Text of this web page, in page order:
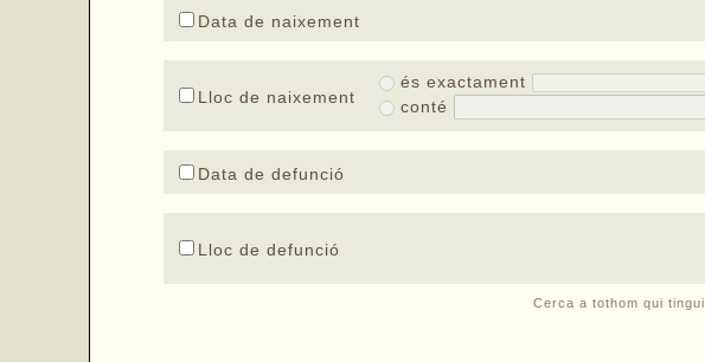
Data de naixement
Lloc de naixement
és exactament
conté
Data de defunció
Lloc de defunció
Cerca a tothom qui tingui